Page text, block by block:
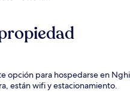
opción para hospedarse en Nghi
están wifi y estacionamiento.